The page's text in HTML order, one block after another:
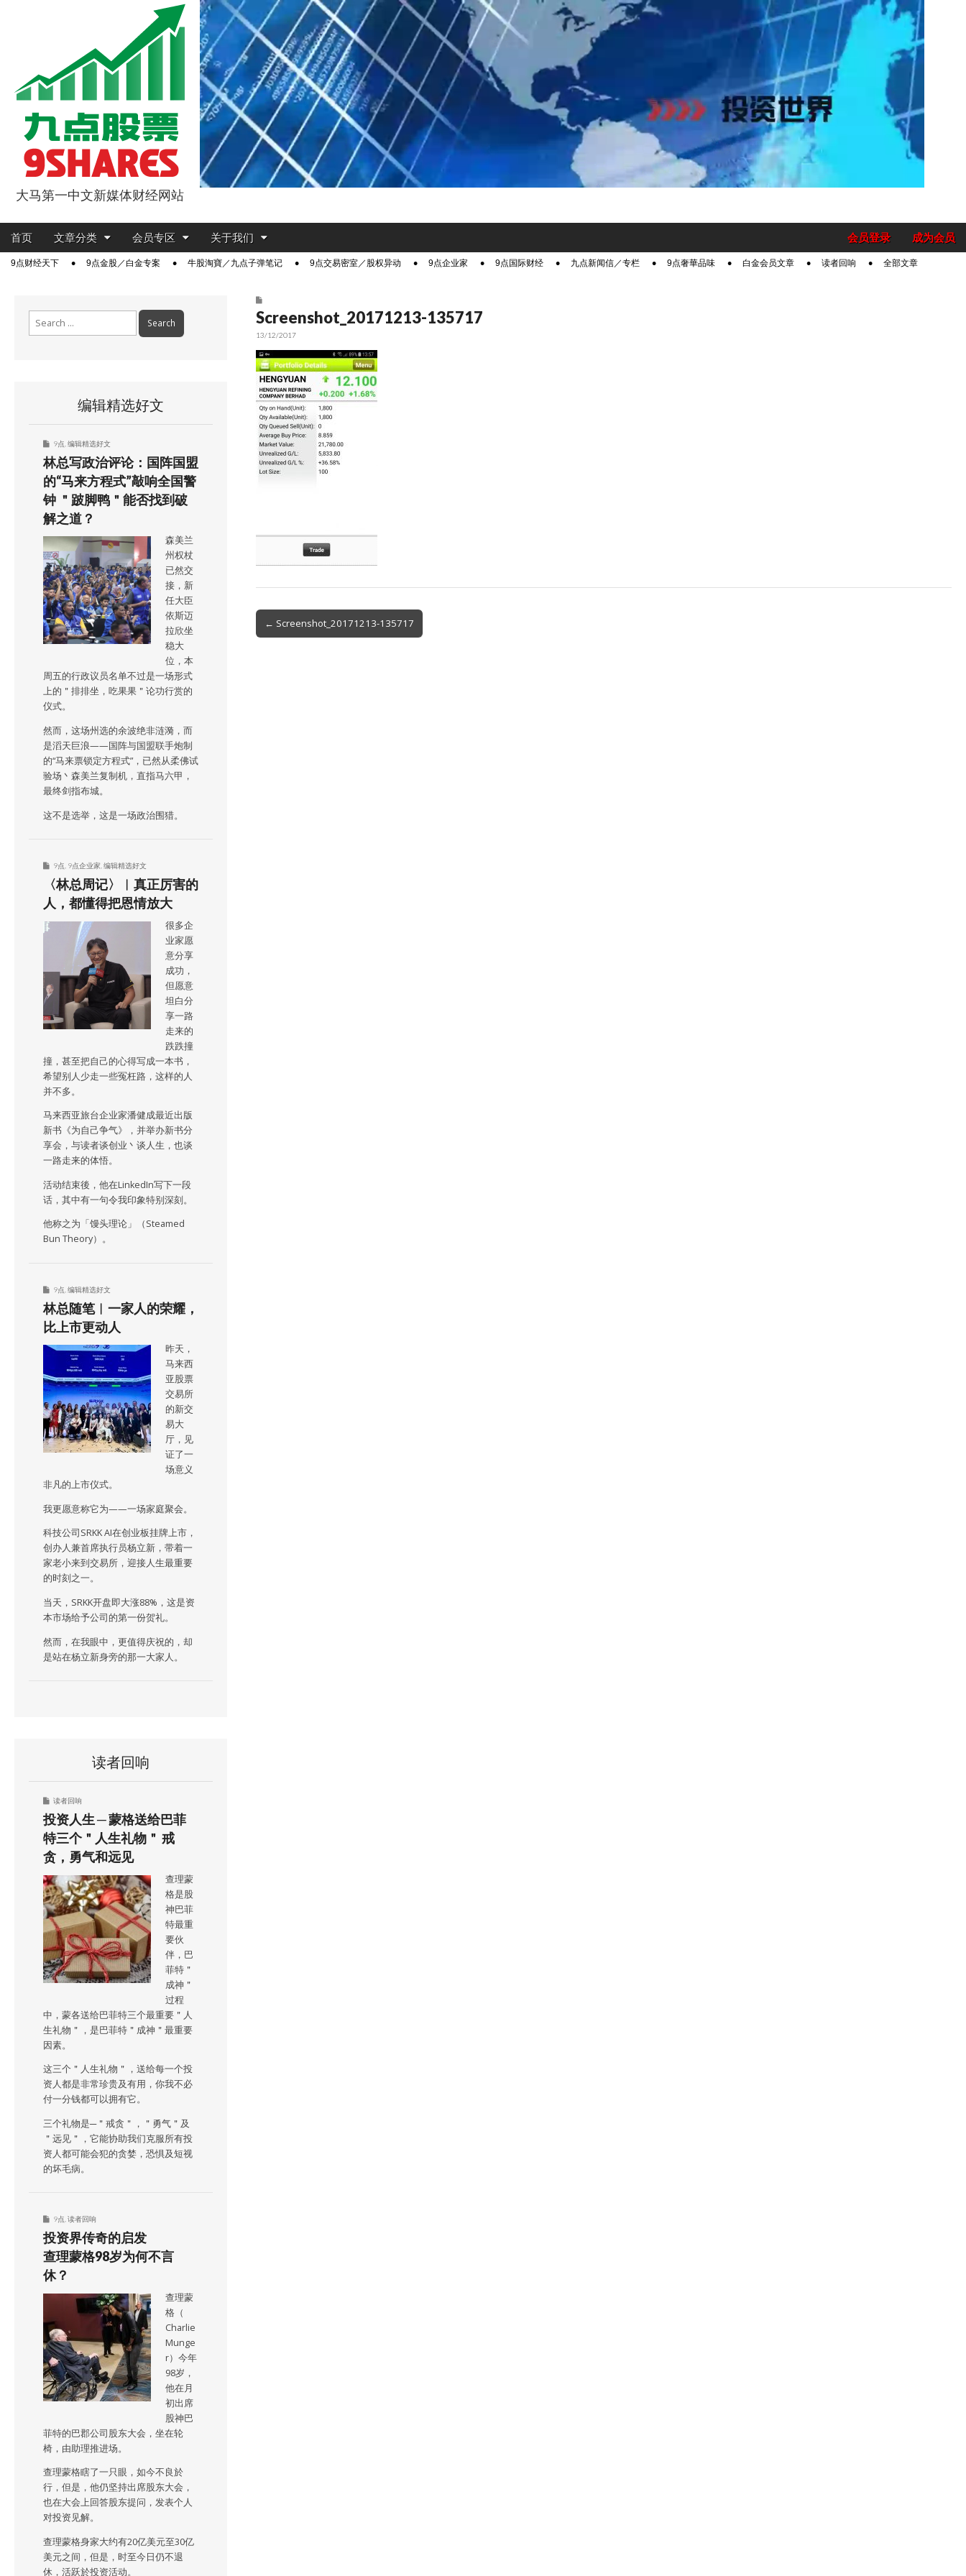
9点股票
大马第一中文新媒体财经网站
Main
Skip
content
首页 文章分类 会员专区 关于我们 成为会员
会员登录
Sub9点财经天下 9点金股／白金专案 牛股淘寶／九点子弹笔记 9点交易密室／股权异动 9点企业家 9点国际财经 九点新闻信／专栏 9点奢華品味 白金会员文章 读者回响 全部文章
Screenshot_20171213-135717
13/12/2017
Post
navigation
← Screenshot_20171213-135717
编辑精选好文
9点 编辑精选好文
林总写政治评论：国阵国盟
的“马来方程式”敲响全国警
钟 ＂跛脚鸭＂能否找到破
解之道？
森美兰
州权杖
已然交
接，新
任大臣
依斯迈
拉欣坐
稳大
位，本
周五的行政议员名单不过是一场形式
上的＂排排坐，吃果果＂论功行赏的
仪式。
然而，这场州选的余波绝非涟漪，而
是滔天巨浪——国阵与国盟联手炮制
的“马来票锁定方程式”，已然从柔佛试
验场丶森美兰复制机，直指马六甲，
最终剑指布城。
这不是选举，这是一场政治围猎。
9点 9点企业家 编辑精选好文
〈林总周记〉︱真正厉害的
人，都懂得把恩情放大
很多企
业家愿
意分享
成功，
但愿意
坦白分
享一路
走来的
跌跌撞
撞，甚至把自己的心得写成一本书，
希望别人少走一些冤枉路，这样的人
并不多。
马来西亚旅台企业家潘健成最近出版
新书《为自己争气》，并举办新书分
享会，与读者谈创业丶谈人生，也谈
一路走来的体悟。
活动结束後，他在LinkedIn写下一段
话，其中有一句令我印象特别深刻。
他称之为「馒头理论」（Steamed
Bun Theory）。
9点 编辑精选好文
林总随笔︱一家人的荣耀，
比上市更动人
昨天，
马来西
亚股票
交易所
的新交
易大
厅，见
证了一
场意义
非凡的上市仪式。
我更愿意称它为——一场家庭聚会。
科技公司SRKK AI在创业板挂牌上市，
创办人兼首席执行员杨立新，带着一
家老小来到交易所，迎接人生最重要
的时刻之一。
当天，SRKK开盘即大涨88%，这是资
本市场给予公司的第一份贺礼。
然而，在我眼中，更值得庆祝的，却
是站在杨立新身旁的那一大家人。
读者回响
读者回响
投资人生 ─ 蒙格送给巴菲
特三个＂人生礼物＂ 戒
贪，勇气和远见
查理蒙
格是股
神巴菲
特最重
要伙
伴，巴
菲特＂
成神＂
过程
中，蒙各送给巴菲特三个最重要＂人
生礼物＂，是巴菲特＂成神＂最重要
因素。
这三个＂人生礼物＂，送给每一个投
资人都是非常珍贵及有用，你我不必
付一分钱都可以拥有它。
三个礼物是─＂戒贪＂，＂勇气＂及
＂远见＂，它能协助我们克服所有投
资人都可能会犯的贪婪，恐惧及短视
的坏毛病。
9点 读者回响
投资界传奇的启发
查理蒙格98岁为何不言
休？
查理蒙
格（
Charlie
Munge
r）今年
98岁，
他在月
初出席
股神巴
菲特的巴郡公司股东大会，坐在轮
椅，由助理推进场。
查理蒙格瞎了一只眼，如今不良於
行，但是，他仍坚持出席股东大会，
也在大会上回答股东提问，发表个人
对投资见解。
查理蒙格身家大约有20亿美元至30亿
美元之间，但是，时至今日仍不退
休，活跃於投资活动。